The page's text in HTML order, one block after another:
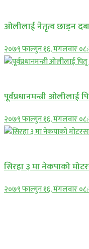
ओलीलाई नेतृत्व छाड्न
२०७९ फाल्गुन १६, मंगलवार
पूर्वप्रधानमन्त्री ओलीलाई
२०७९ फाल्गुन १६, मंगलवार
सिरहा ३ मा नेकपाको
२०७९ फाल्गुन १६, मंगलवार